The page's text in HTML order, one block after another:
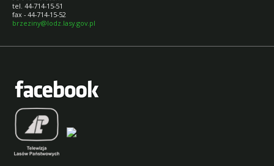
tel. 44-714-15-51
fax - 44-714-15-52
brzeziny@lodz.lasy.gov.pl